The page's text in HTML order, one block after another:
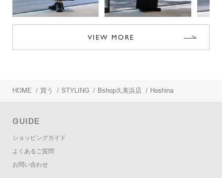
VIEW MORE
HOME / 買う / STYLING / Bshop久美浜店 / Hoshina
GUIDE
ショッピングガイド
よくあるご質問
お問い合わせ